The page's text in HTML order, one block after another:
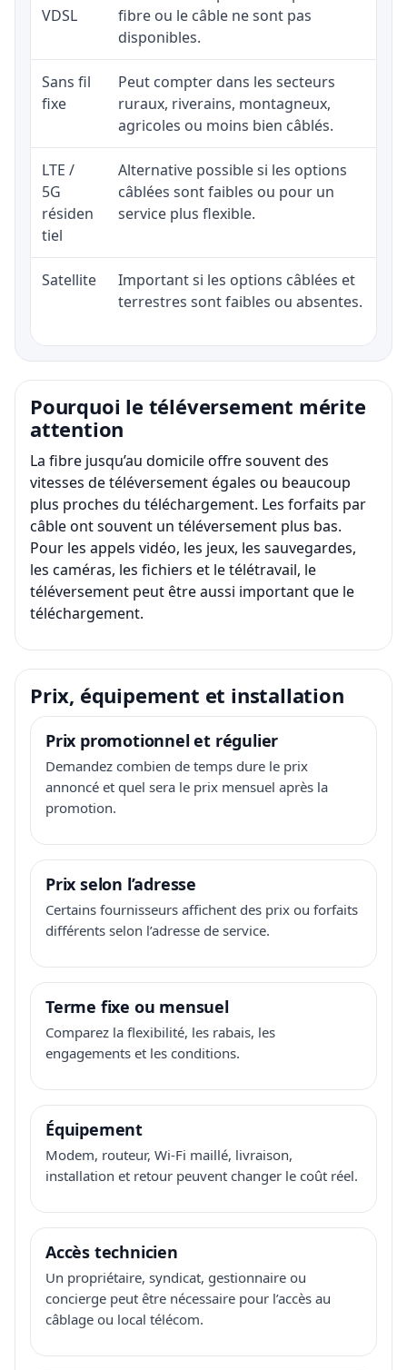
VDSL
fibre ou le câble ne sont pas
disponibles.
Sans fil
fixe
Peut compter dans les secteurs
ruraux, riverains, montagneux,
agricoles ou moins bien câblés.
LTE /
5G
résiden
tiel
Alternative possible si les options
câblées sont faibles ou pour un
service plus flexible.
Satellite
Important si les options câblées et
terrestres sont faibles ou absentes.
Pourquoi le téléversement mérite
attention
La fibre jusqu’au domicile offre souvent des
vitesses de téléversement égales ou beaucoup
plus proches du téléchargement. Les forfaits par
câble ont souvent un téléversement plus bas.
Pour les appels vidéo, les jeux, les sauvegardes,
les caméras, les fichiers et le télétravail, le
téléversement peut être aussi important que le
téléchargement.
Prix, équipement et installation
Prix promotionnel et régulier
Demandez combien de temps dure le prix
annoncé et quel sera le prix mensuel après la
promotion.
Prix selon l’adresse
Certains fournisseurs affichent des prix ou forfaits
différents selon l’adresse de service.
Terme fixe ou mensuel
Comparez la flexibilité, les rabais, les
engagements et les conditions.
Équipement
Modem, routeur, Wi-Fi maillé, livraison,
installation et retour peuvent changer le coût réel.
Accès technicien
Un propriétaire, syndicat, gestionnaire ou
concierge peut être nécessaire pour l’accès au
câblage ou local télécom.